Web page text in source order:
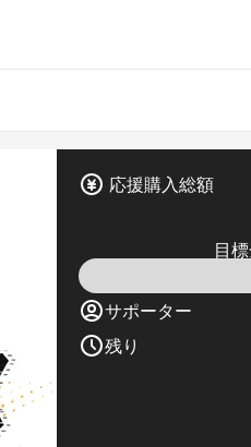
応援購入総額
目
サポーター
残り